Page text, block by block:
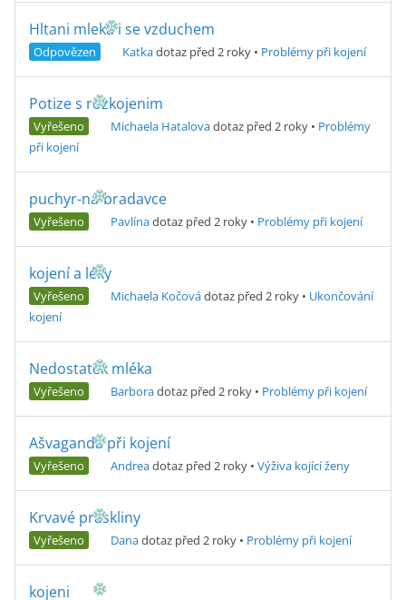
Hltani mleka i se vzduchem
Odpovězen Katkadotaz před 2 roky • Problémy při kojení
Potize s rozkojenim
Vyřešeno Michaela Hatalovadotaz před 2 roky • Problémy
při kojení
puchyr-na-bradavce
Vyřešeno Pavlínadotaz před 2 roky • Problémy při kojení
kojení a léky
Vyřešeno Michaela Kočovádotaz před 2 roky • Ukončování
kojení
Nedostatek mléka
Vyřešeno Barboradotaz před 2 roky • Problémy při kojení
Ašvaganda při kojení
Vyřešeno Andreadotaz před 2 roky • Výživa kojící ženy
Krvavé praskliny
Vyřešeno Danadotaz před 2 roky • Problémy při kojení
kojeni